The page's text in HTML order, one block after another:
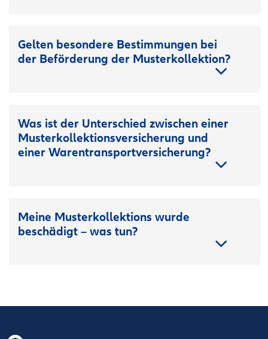
Gelten besondere Bestimmungen bei
der Beförderung der Musterkollektion?
Was ist der Unterschied zwischen einer
Musterkollektionsversicherung und
einer Warentransportversicherung?
Meine Musterkollektions wurde
beschädigt – was tun?